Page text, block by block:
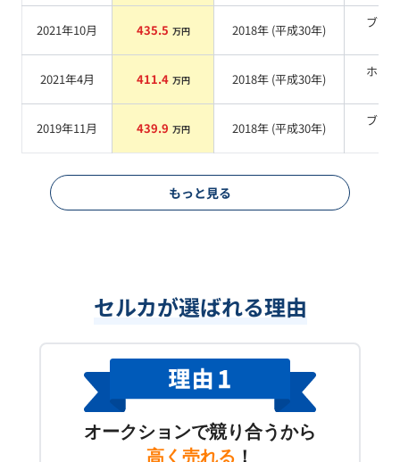
2021年10月 435.5 万円 2018年 (平成30年)
ブラ
2021年4月 411.4 万円 2018年 (平成30年)
ホワ
2019年11月 439.9 万円 2018年 (平成30年)
ブラ
もっと見る
セルカが選ばれる理由
オークションで競り合うから
高く売れる ！